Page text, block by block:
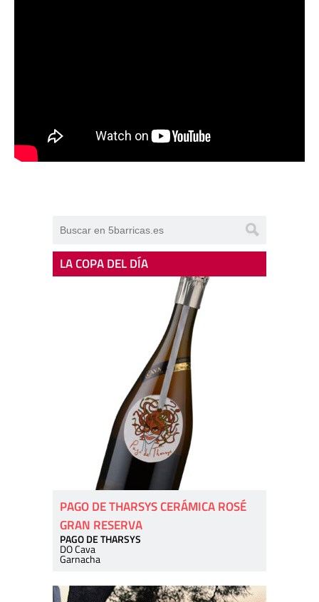
LA COPA DEL DÍA
PAGO DE THARSYS CERÁMICA ROSÉ
GRAN RESERVA
PAGO DE THARSYS
DO Cava
Garnacha